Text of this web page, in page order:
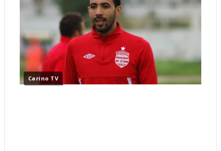
Carino TV